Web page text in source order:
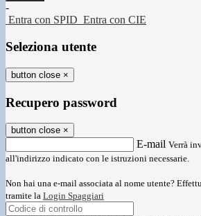
-
Entra con SPID Entra con CIE
Seleziona utente
button close ×
Recupero password
button close ×
E-mail Verrà
all'indirizzo indicato con le istruzioni necessarie.
Non hai una e-mail associata al nome utente?
tramite la Login Spaggiari